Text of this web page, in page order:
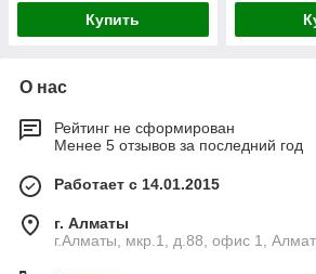
Купить
О нас
Рейтинг не сформирован
Менее 5 отзывов за последний год
Работает с 14.01.2015
г. Алматы
г.Алматы, мкр.1, д.88, офис 1,